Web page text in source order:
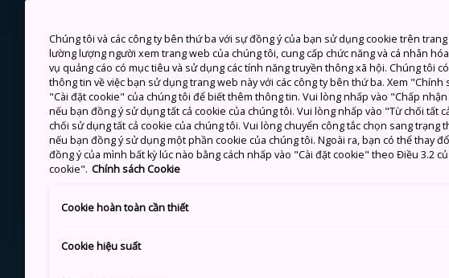
Chúng tôi và các công ty bên thứ ba với sự đồng ý của bạn sử dụng cookie trên
lường lượng người xem trang web của chúng tôi, cung cấp chức năng và cá nhân
vụ quảng cáo có mục tiêu và sử dụng các tính năng truyền thông xã hội. Chúng tôi
thông tin về việc bạn sử dụng trang web này với các công ty bên thứ ba. Xem "Chính
"Cài đặt cookie" của chúng tôi để biết thêm thông tin. Vui lòng nhấp vào "Chấp
nếu bạn đồng ý sử dụng tất cả cookie của chúng tôi. Vui lòng nhấp vào "Từ chối tất
chối sử dụng tất cả cookie của chúng tôi. Vui lòng chuyển công tắc chọn sang trạng
nếu bạn đồng ý sử dụng một phần cookie của chúng tôi. Ngoài ra, bạn có thể thay
đồng ý của mình bất kỳ lúc nào bằng cách nhấp vào "Cài đặt cookie" theo Điều 3.2
cookie". Chính sách Cookie
Cookie hoàn toàn cần thiết
Cookie hiệu suất